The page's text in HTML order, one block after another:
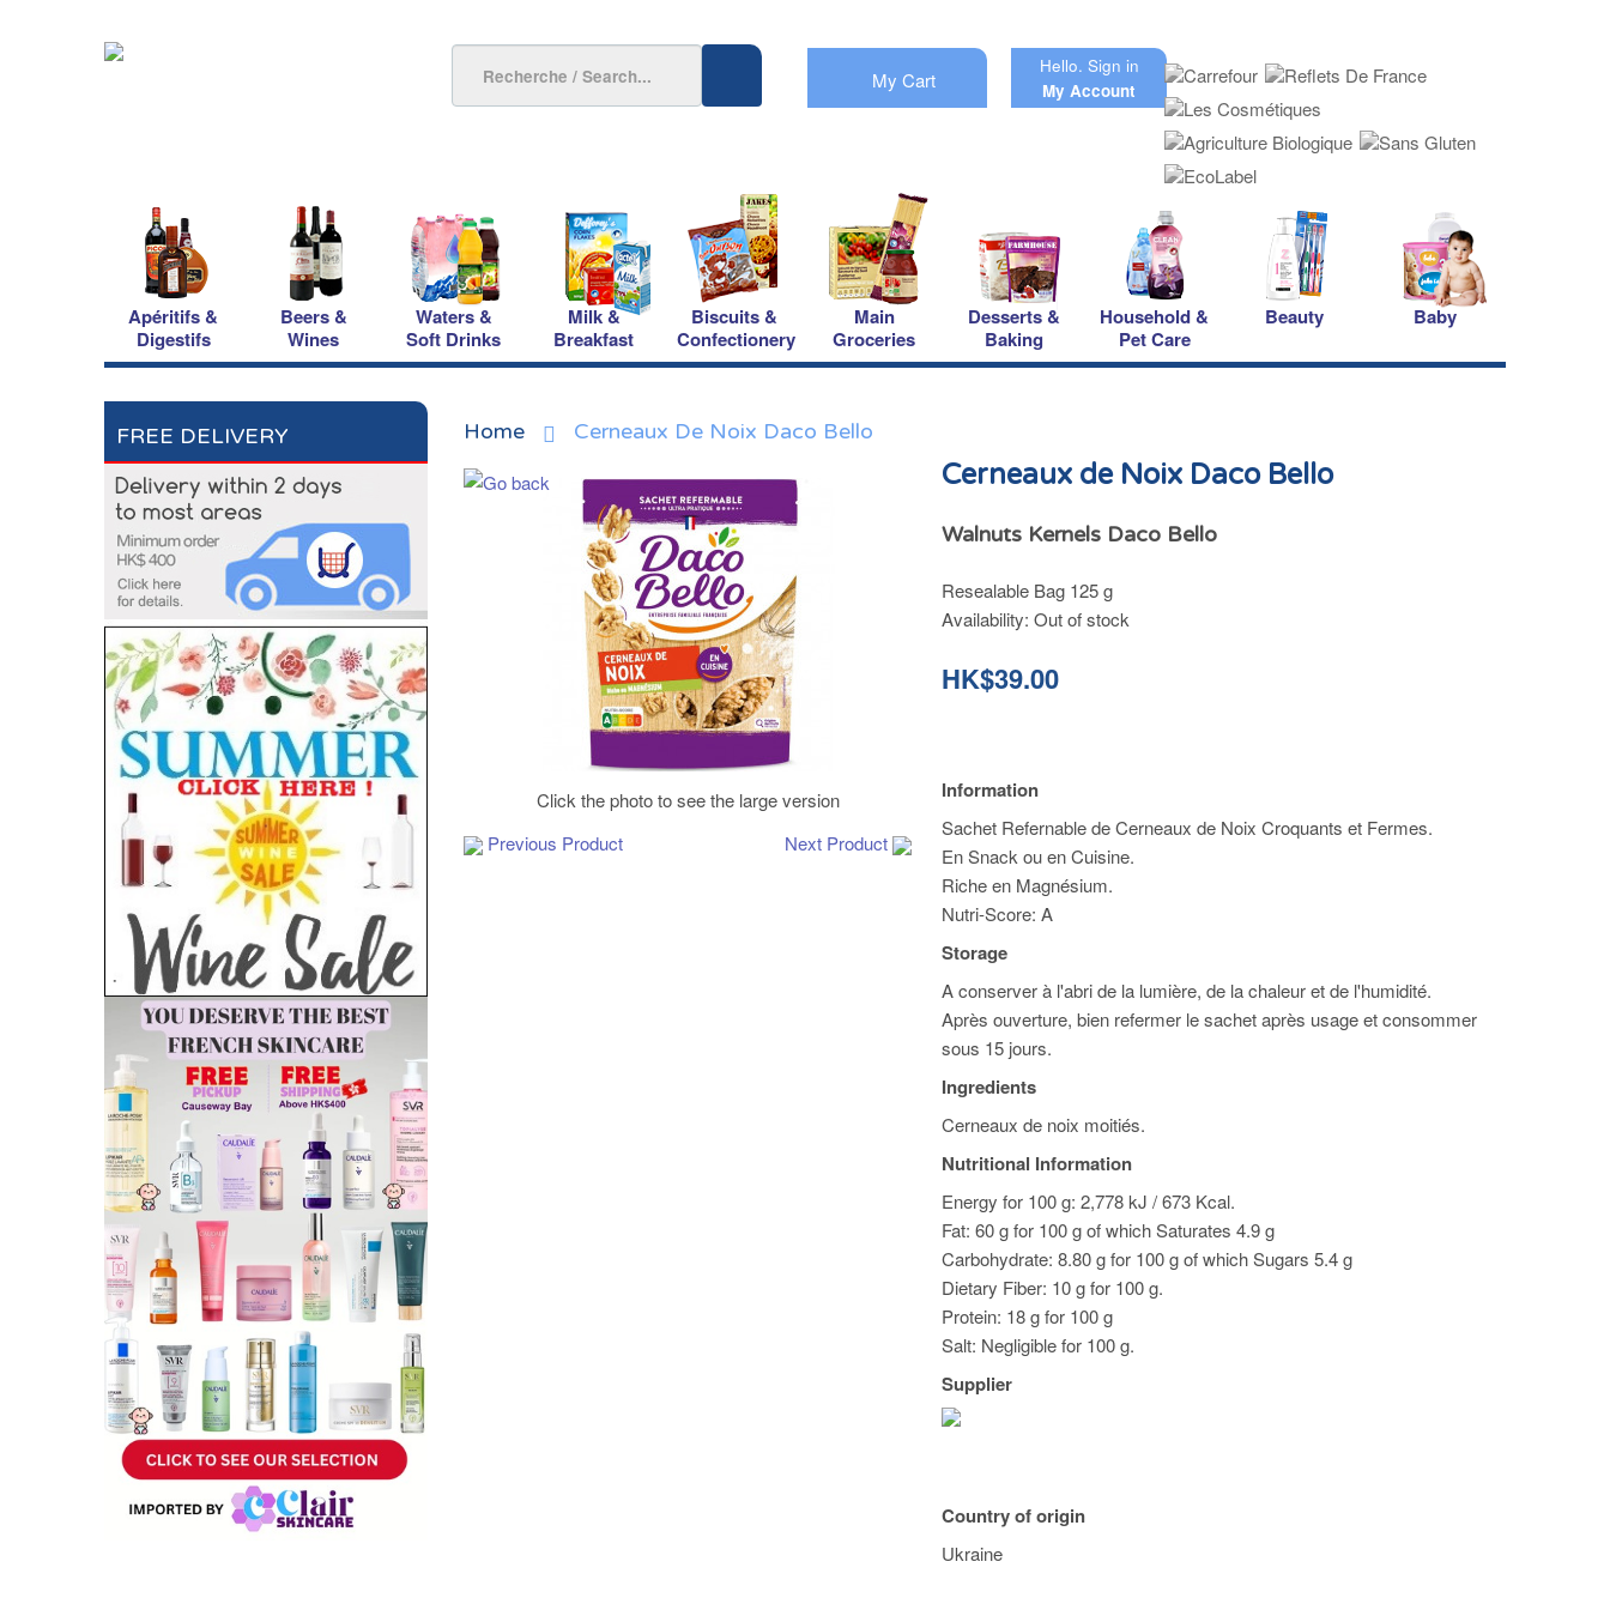
My Cart
Hello. Sign in
My Account
Apéritifs &
Digestifs
Beers &
Wines
Waters &
Soft Drinks
Milk &
Breakfast
Biscuits &
Confectionery
Main
Groceries
Desserts &
Baking
Household &
Pet Care
Beauty Baby
FREE DELIVERY Home Cerneaux De Noix Daco Bello
Click the photo to see the large version
Previous Product
Next Product
Cerneaux de Noix Daco Bello
Walnuts Kernels Daco Bello
Resealable Bag 125 g
Availability:Out of stock
HK$39.00
Information
Sachet Refernable de Cerneaux de Noix Croquants et Fermes.
En Snack ou en Cuisine.
Riche en Magnésium.
Nutri-Score: A
Storage
A conserver à l'abri de la lumière, de la chaleur et de l'humidité.
Après ouverture, bien refermer le sachet après usage et consommer
sous 15 jours.
Ingredients
Cerneaux de noix moitiés.
Nutritional Information
Energy for 100 g: 2,778 kJ / 673 Kcal.
Fat: 60 g for 100 g of which Saturates 4.9 g
Carbohydrate: 8.80 g for 100 g of which Sugars 5.4 g
Dietary Fiber: 10 g for 100 g.
Protein: 18 g for 100 g
Salt: Negligible for 100 g.
Supplier
Country of origin
Ukraine